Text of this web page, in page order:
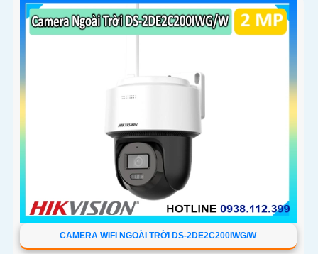
CAMERA WIFI NGOÀI TRỜI DS-2DE2C200IWG/W